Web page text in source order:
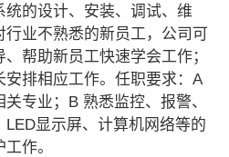
统的设计、安装、调试、维
业不熟悉的新员工，公司可
帮助新员工快速学会工作；
排相应工作。任职要求：A
专业；B 熟悉监控、报警、
显示屏、计算机网络等的
作。